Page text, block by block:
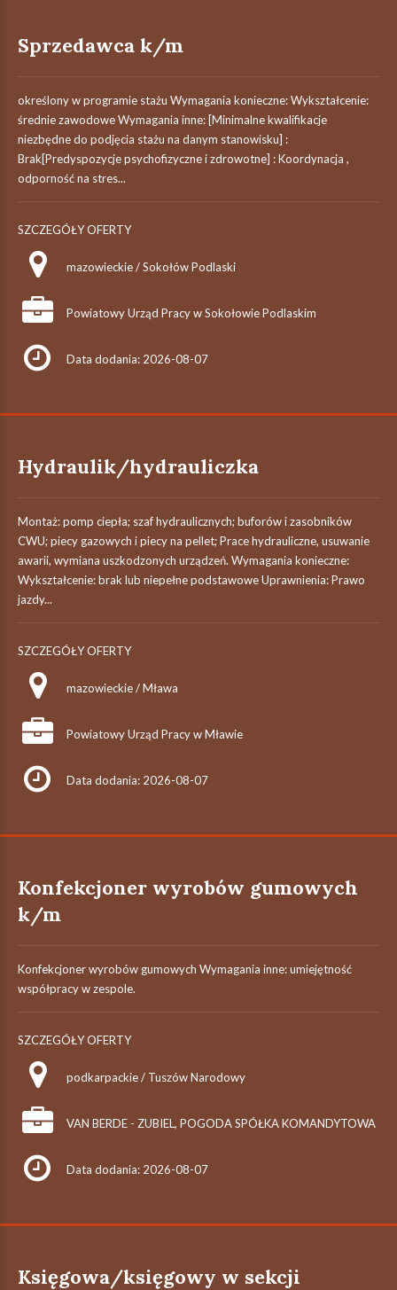
Sprzedawca k/m
określony w programie stażu Wymagania konieczne: Wykształcenie:
średnie zawodowe Wymagania inne: [Minimalne kwalifikacje
niezbędne do podjęcia stażu na danym stanowisku] :
Brak[Predyspozycje psychofizyczne i zdrowotne] : Koordynacja ,
odporność na stres...
SZCZEGÓŁY OFERTY
mazowieckie / Sokołów Podlaski
Powiatowy Urząd Pracy w Sokołowie Podlaskim
Data dodania: 2026-08-07
Hydraulik/hydrauliczka
Montaż: pomp ciepła; szaf hydraulicznych; buforów i zasobników
CWU; piecy gazowych i piecy na pellet; Prace hydrauliczne, usuwanie
awarii, wymiana uszkodzonych urządzeń. Wymagania konieczne:
Wykształcenie: brak lub niepełne podstawowe Uprawnienia: Prawo
jazdy...
SZCZEGÓŁY OFERTY
mazowieckie / Mława
Powiatowy Urząd Pracy w Mławie
Data dodania: 2026-08-07
Konfekcjoner wyrobów gumowych
k/m
Konfekcjoner wyrobów gumowych Wymagania inne: umiejętność
współpracy w zespole.
SZCZEGÓŁY OFERTY
podkarpackie / Tuszów Narodowy
VAN BERDE - ZUBIEL, POGODA SPÓŁKA KOMANDYTOWA
Data dodania: 2026-08-07
Księgowa/księgowy w sekcji